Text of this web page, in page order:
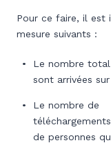
Pour ce faire, il est
mesure suivants :
Le nombre
sont arrivées
Le nombre de
de personnes